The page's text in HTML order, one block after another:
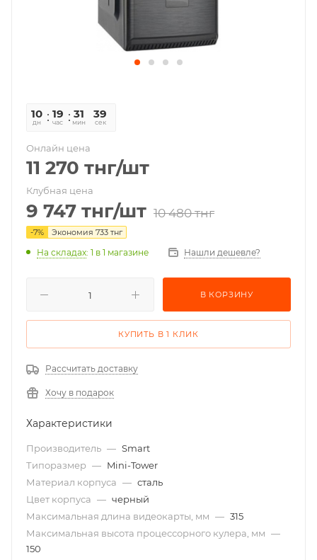
10
дн
19
час
31
мин
38
сек
Онлайн цена
11 270 тнг/шт
Клубная цена
9 747 тнг/шт 10 480тнг
-7% Экономия 733 тнг
На складах: 1 в 1 магазине Нашли дешевле?
В КОРЗИНУ
КУПИТЬ В 1 КЛИК
Рассчитать доставку
Хочу в подарок
Характеристики
Производитель — Smart
Типоразмер — Mini-Tower
Материал корпуса — сталь
Цвет корпуса — черный
Максимальная длина видеокарты, мм — 315
Максимальная высота процессорного кулера, мм —
150